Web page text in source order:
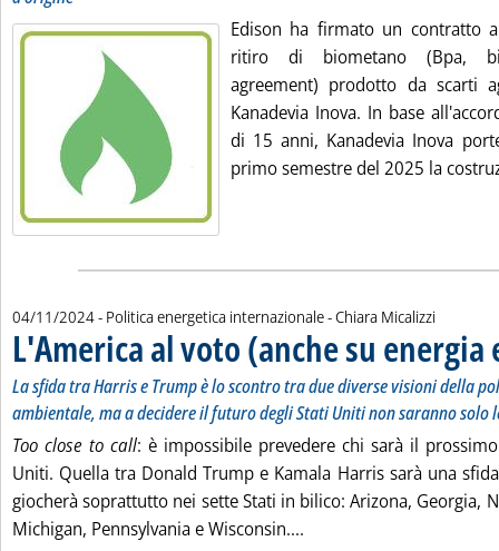
Edison ha firmato un contratto
ritiro di biometano (Bpa,
agreement) prodotto da scarti
Kanadevia Inova. In base
di 15 anni, Kanadevia Inova
primo semestre del 2025 la
04/11/2024- Politica energetica internazionale -di:
Chiara Micalizzi
L'America al voto (anche su energia
La sfida tra Harris e Trump è lo scontro tra due diverse visioni della
ambientale, ma a decidere il futuro degli Stati Uniti non saranno solo
Too close to call: è impossibile prevedere chi sarà il
Uniti. Quella tra Donald Trump e Kamala Harris sarà una
giocherà soprattutto nei sette Stati in bilico: Arizona, Georgia,
Michigan, Pennsylvania e Wisconsin....